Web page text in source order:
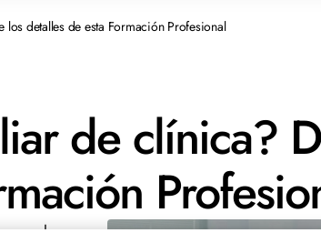
detalles de esta Formación Profesional
de clínica?
a los